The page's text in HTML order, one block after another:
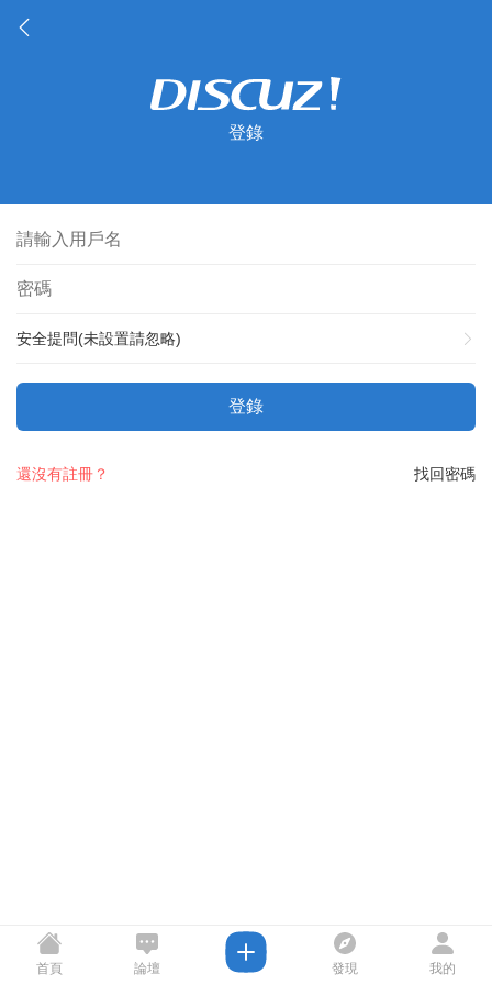
登錄
安全提問(未設置請忽略)
登錄
找回密碼
還沒有註冊？
首頁 論壇 發現 我的